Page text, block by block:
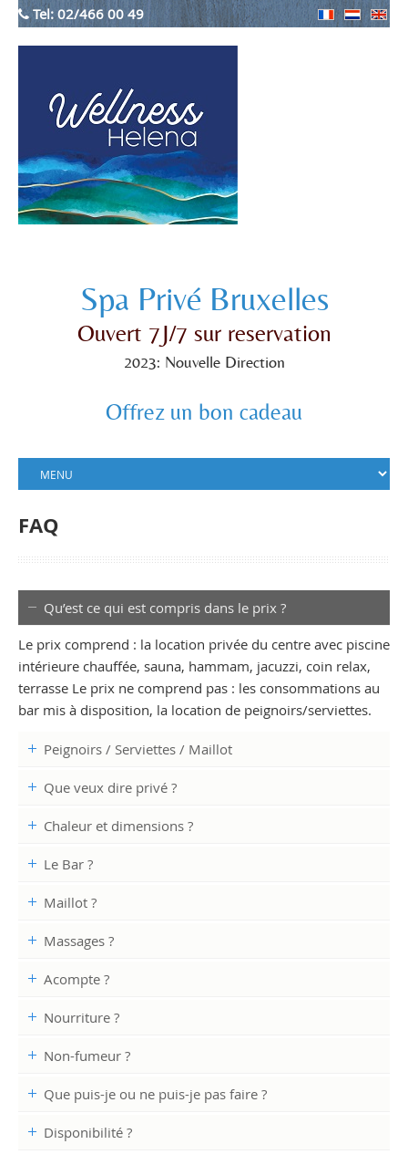
Tel: 02/466 00 49
Spa Privé Bruxelles
Ouvert 7J/7 sur reservation
2023: Nouvelle Direction
Offrez un bon cadeau
FAQ
Qu’est ce qui est compris dans le prix ?
Le prix comprend : la location privée du centre avec piscine
intérieure chauffée, sauna, hammam, jacuzzi, coin relax,
terrasse Le prix ne comprend pas : les consommations au
bar mis à disposition, la location de peignoirs/serviettes.
Peignoirs / Serviettes / Maillot
Que veux dire privé ?
Chaleur et dimensions ?
Le Bar ?
Maillot ?
Massages ?
Acompte ?
Nourriture ?
Non-fumeur ?
Que puis-je ou ne puis-je pas faire ?
Disponibilité ?